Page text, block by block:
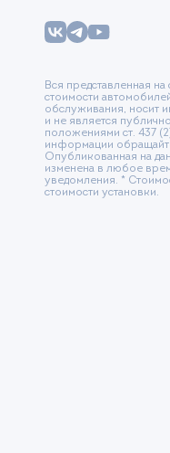
Вся представленная
стоимости
обслуживания, носит
и не является
положениями ст. 437
информации
Опубликованная на
изменена в любое
уведомления. *
стоимости установки.